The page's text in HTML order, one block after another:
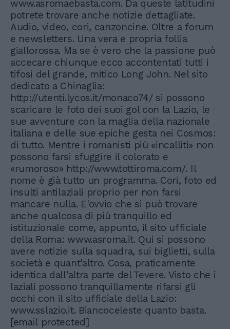
www.asromaebasta.com. Da queste latitudini
potrete trovare anche notizie dettagliate.
Audio, video, cori, canzoncine. Oltre a forum
e newsletters. Una vera e propria follia
giallorossa. Ma se è vero che la passione può
accecare chiunque ecco accontentati tutti i
tifosi del grande, mitico Long John. Nel sito
dedicato a Chinaglia:
http://utenti.lycos.it/monaco74/ si possono
scaricare le foto dei suoi gol con la Lazio, le
sue avventure con la maglia della nazionale
italiana e delle sue epiche gesta nei Cosmos:
di tutto. Mentre i romanisti più «incalliti» non
possono farsi sfuggire il colorato e
«rumoroso» http://www.tottiroma.com/. Il
nome è già tutto un programma. Cori, foto ed
insulti antilaziali proprio per non farsi
mancare nulla. E'ovvio che si può trovare
anche qualcosa di più tranquillo ed
istituzionale come, appunto, il sito ufficiale
della Roma: www.asroma.it. Qui si possono
avere notizie sulla squadra, sui biglietti, sulla
società e quant'altro. Cosa, praticamente
identica dall'altra parte del Tevere. Visto che i
laziali possono tranquillamente rifarsi gli
occhi con il sito ufficiale della Lazio:
www.sslazio.it. Biancoceleste quanto basta.
[email protected]